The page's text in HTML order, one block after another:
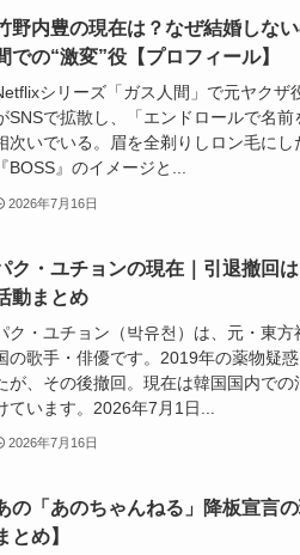
野内豊の現在は？なぜ結婚しな
での“激変”役【プロフィール】
シリーズ「ガス人間」で元ヤクザ
SNSで拡散し、「エンドロールで名
次いでいる。眉を全剃りしロン毛にし
『BOSS』のイメージと...
2026年7月16日
ク・ユチョンの現在｜引退撤回
動まとめ
ク・ユチョン（박유천）は、元・東
の歌手・俳優です。2019年の薬物疑
が、その後撤回。現在は韓国国内で
ています。2026年7月1日...
2026年7月16日
の「あのちゃんねる」降板宣言
とめ】